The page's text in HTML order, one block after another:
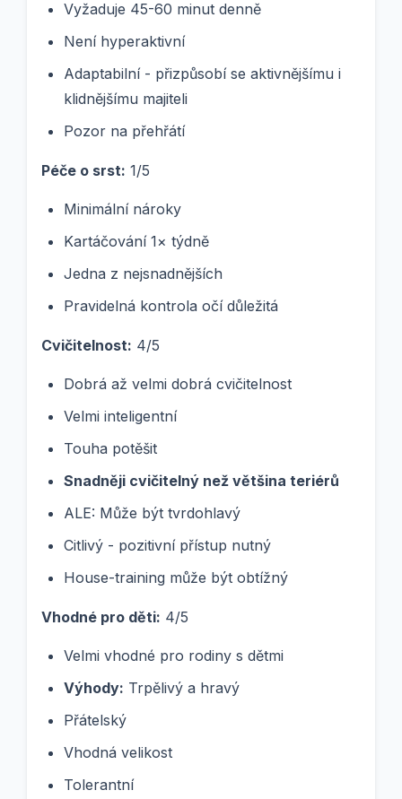
Vyžaduje 45-60 minut denně
Není hyperaktivní
Adaptabilní - přizpůsobí se aktivnějšímu i
klidnějšímu majiteli
Pozor na přehřátí
Péče o srst: 1/5
Minimální nároky
Kartáčování 1× týdně
Jedna z nejsnadnějších
Pravidelná kontrola očí důležitá
Cvičitelnost: 4/5
Dobrá až velmi dobrá cvičitelnost
Velmi inteligentní
Touha potěšit
Snadněji cvičitelný než většina teriérů
ALE: Může být tvrdohlavý
Citlivý - pozitivní přístup nutný
House-training může být obtížný
Vhodné pro děti: 4/5
Velmi vhodné pro rodiny s dětmi
Výhody: Trpělivý a hravý
Přátelský
Vhodná velikost
Tolerantní